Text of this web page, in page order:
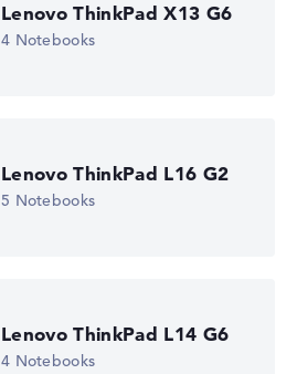
Lenovo ThinkPad X13 G6
4 Notebooks
Lenovo ThinkPad L16 G2
5 Notebooks
Lenovo ThinkPad L14 G6
4 Notebooks